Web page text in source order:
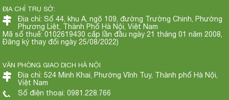
ĐỊA CHỈ TRỤ SỞ:
Địa chỉ: Số 44, khu A, ngõ 109, đường Trường Chinh, Phường
Phương Liệt, Thành Phố Hà Nội, Việt Nam
Mã số thuế: 0102619430 cấp lần đầu ngày 21 tháng 01 năm 2008,
Đăng ký thay đổi ngày 25/08/2022)
VĂN PHÒNG GIAO DỊCH HÀ NỘI
Địa chỉ: 524 Minh Khai, Phường Vĩnh Tuy, Thành phố Hà Nội,
Việt Nam
Số điện thoại: 0981.228.766